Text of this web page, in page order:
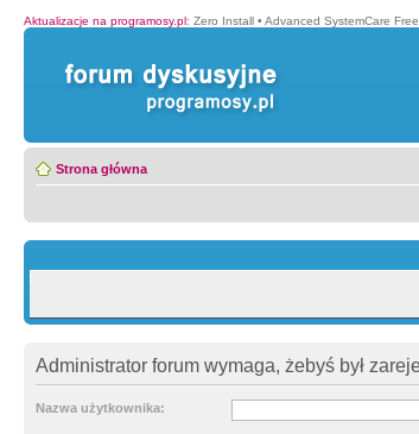
Aktualizacje na programosy.pl: Zero Install • Advanced SystemCare Free
Strona główna
Administrator forum wymaga, żebyś był
Nazwa użytkownika: